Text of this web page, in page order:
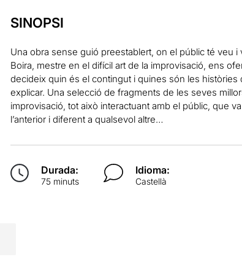
SINOPSI
Una obra sense guió preestablert, on el públic té veu i
Boira , mestre en el difícil art de la improvisació, ens
decideix quin és el contingut i quines són les històries
explicar. Una selecció de fragments de les seves
improvisació, tot això interactuant amb el públic, que
l’anterior i diferent a qualsevol altre…
Durada:
75 minuts
Idioma:
Castellà